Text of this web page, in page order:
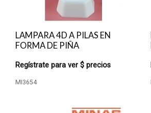
LAMPARA 4D A PILAS EN
FORMA DE PIÑA
Regístrate para ver $ precios
MI3654